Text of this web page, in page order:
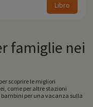
Libro
famiglie nei
scoprire le migliori
come per altre stazioni
per una vacanza sulla